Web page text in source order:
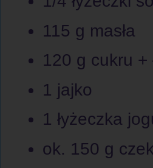
115 g masła
120 g cukru +
1 jajko
1 łyżeczka
ok. 150 g